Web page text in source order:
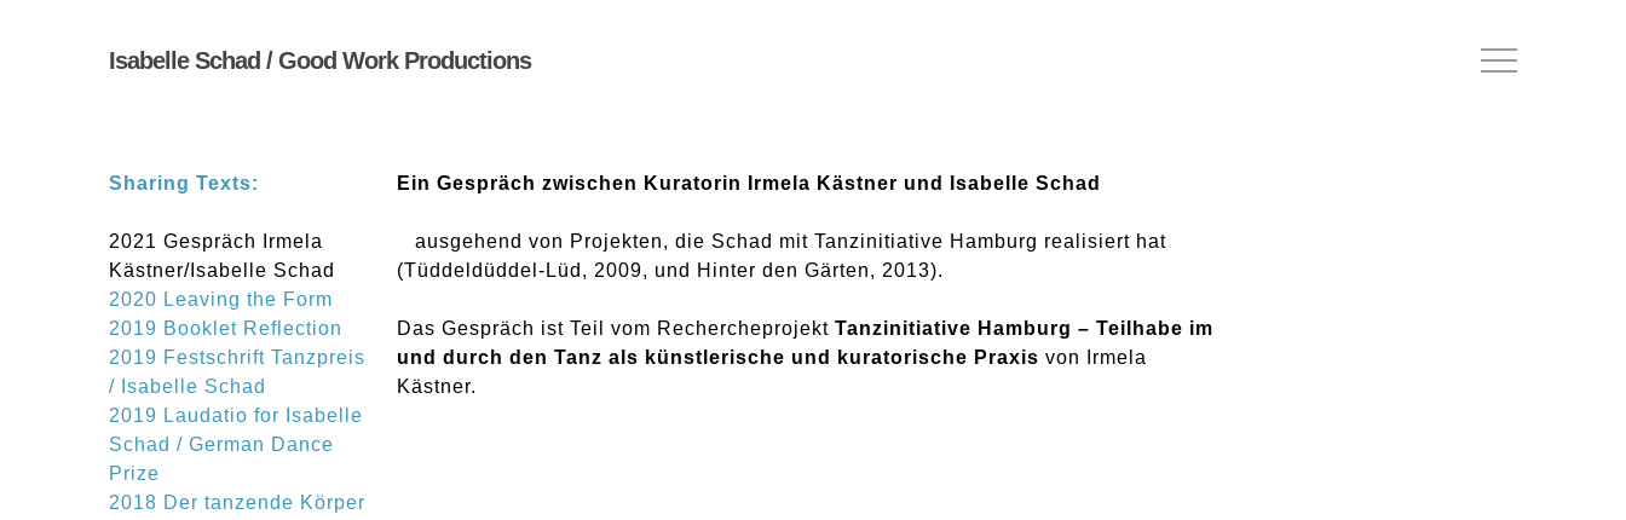
Isabelle Schad / Good Work Productions Menu
Sharing Texts:
2021 Gespräch Irmela
Kästner/Isabelle Schad
2020 Leaving the Form
2019 Booklet Reflection
2019 Festschrift Tanzpreis
/ Isabelle Schad
2019 Laudatio for Isabelle
Schad / German Dance
Prize
2018 Der tanzende Körper
Ein Gespräch zwischen Kuratorin Irmela Kästner und Isabelle Schad
ausgehend von Projekten, die Schad mit Tanzinitiative Hamburg realisiert hat
(Tüddeldüddel-Lüd, 2009, und Hinter den Gärten, 2013).
Das Gespräch ist Teil vom Rechercheprojekt Tanzinitiative Hamburg – Teilhabe im
und durch den Tanz als künstlerische und kuratorische Praxis von Irmela
Kästner.